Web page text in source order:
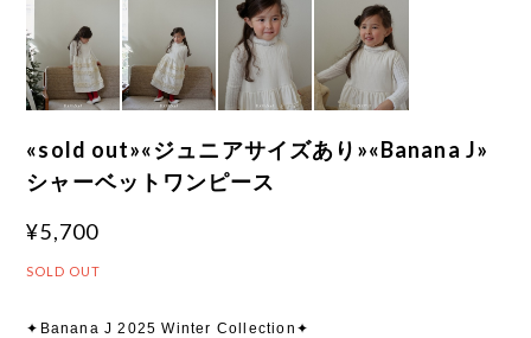
«sold out»«ジュニアサイズあり»«Banana J»
シャーベットワンピース
¥5,700
SOLD OUT
✦Banana J 2025 Winter Collection✦